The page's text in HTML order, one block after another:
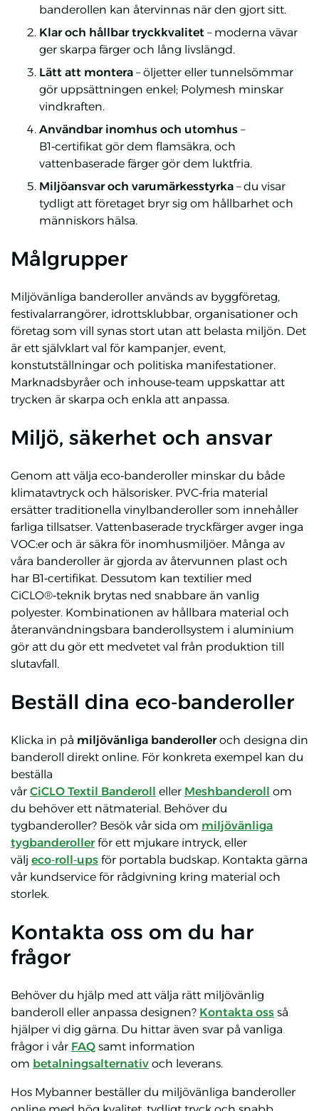
banderollen kan återvinnas när den gjort sitt.
Klar och hållbar tryckkvalitet – moderna vävar
ger skarpa färger och lång livslängd.
Lätt att montera – öljetter eller tunnelsömmar
gör uppsättningen enkel; Polymesh minskar
vindkraften.
Användbar inomhus och utomhus –
B1‑certifikat gör dem flamsäkra, och
vattenbaserade färger gör dem luktfria.
Miljöansvar och varumärkesstyrka – du visar
tydligt att företaget bryr sig om hållbarhet och
människors hälsa.
Målgrupper
Miljövänliga banderoller används av byggföretag,
festivalarrangörer, idrottsklubbar, organisationer och
företag som vill synas stort utan att belasta miljön. Det
är ett självklart val för kampanjer, event,
konstutställningar och politiska manifestationer.
Marknadsbyråer och inhouse‑team uppskattar att
trycken är skarpa och enkla att anpassa.
Miljö, säkerhet och ansvar
Genom att välja eco‑banderoller minskar du både
klimatavtryck och hälsorisker. PVC‑fria material
ersätter traditionella vinylbanderoller som innehåller
farliga tillsatser. Vattenbaserade tryckfärger avger inga
VOC:er och är säkra för inomhusmiljöer. Många av
våra banderoller är gjorda av återvunnen plast och
har B1‑certifikat. Dessutom kan textilier med
CiCLO®‑teknik brytas ned snabbare än vanlig
polyester. Kombinationen av hållbara material och
återanvändningsbara banderollsystem i aluminium
gör att du gör ett medvetet val från produktion till
slutavfall.
Beställ dina eco‑banderoller
Klicka in på miljövänliga banderolleroch designa din
banderoll direkt online. För konkreta exempel kan du
beställa
vår CiCLO Textil Banderoll eller Meshbanderoll om
du behöver ett nätmaterial. Behöver du
tygbanderoller? Besök vår sida om miljövänliga
tygbanderollerför ett mjukare intryck, eller
välj eco‑roll‑ups för portabla budskap. Kontakta gärna
vår kundservice för rådgivning kring material och
storlek.
Kontakta oss om du har
frågor
Behöver du hjälp med att välja rätt miljövänlig
banderoll eller anpassa designen? Kontakta oss så
hjälper vi dig gärna. Du hittar även svar på vanliga
frågor i vår FAQ samt information
om betalningsalternativ och leverans.
Hos Mybanner beställer du miljövänliga banderoller